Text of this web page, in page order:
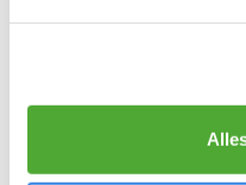
Sign up as a